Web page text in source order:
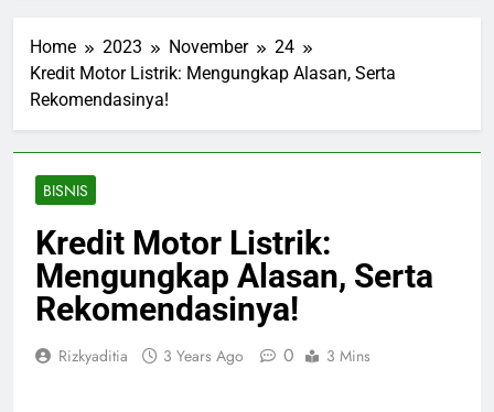
Home 2023 November
24
Kredit Motor Listrik: Mengungkap Alasan, Serta
Rekomendasinya!
BISNIS
Kredit Motor Listrik:
Mengungkap Alasan, Serta
Rekomendasinya!
Rizkyaditia 3 Years Ago 0 3 Mins